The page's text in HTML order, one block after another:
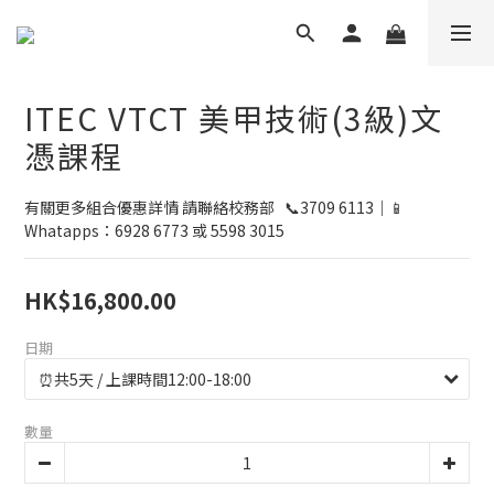
ITEC VTCT 美甲技術(3級)文
憑課程
有關更多組合優惠詳情 請聯絡校務部   📞3709 6113｜📱
Whatapps：6928 6773 或 5598 3015
HK$16,800.00
日期
數量